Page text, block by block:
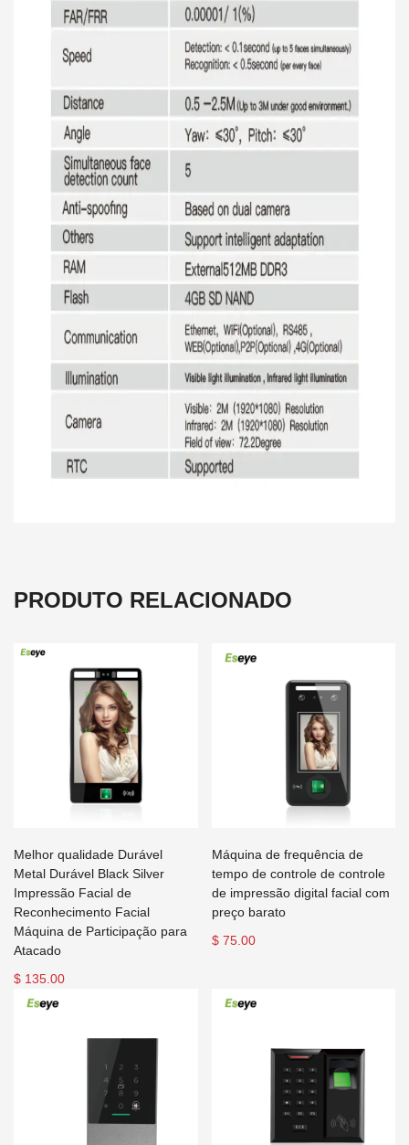
PRODUTO RELACIONADO
Melhor qualidade Durável
Metal Durável Black Silver
Impressão Facial de
Reconhecimento Facial
Máquina de Participação para
Atacado
$ 135.00
Máquina de frequência de
tempo de controle de controle
de impressão digital facial com
preço barato
$ 75.00